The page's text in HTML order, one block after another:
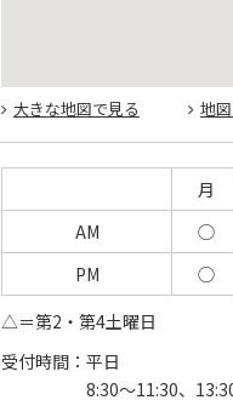
大きな地図で見る 地
月
AM
◯
PM
◯
△＝第2・第4土曜日
受付時間： 平日
8:30～11:30、